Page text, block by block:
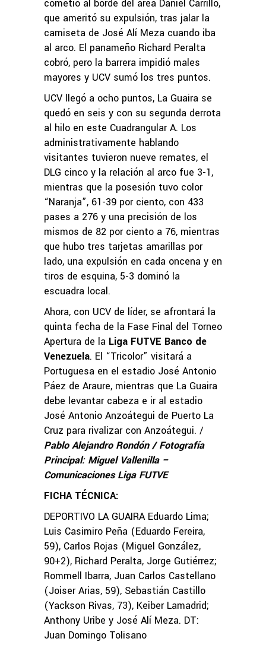
cometió al borde del área Daniel Carrillo,
que ameritó su expulsión, tras jalar la
camiseta de José Alí Meza cuando iba
al arco. El panameño Richard Peralta
cobró, pero la barrera impidió males
mayores y UCV sumó los tres puntos.
UCV llegó a ocho puntos, La Guaira se
quedó en seis y con su segunda derrota
al hilo en este Cuadrangular A. Los
administrativamente hablando
visitantes tuvieron nueve remates, el
DLG cinco y la relación al arco fue 3-1,
mientras que la posesión tuvo color
“Naranja”, 61-39 por ciento, con 433
pases a 276 y una precisión de los
mismos de 82 por ciento a 76, mientras
que hubo tres tarjetas amarillas por
lado, una expulsión en cada oncena y en
tiros de esquina, 5-3 dominó la
escuadra local.
Ahora, con UCV de líder, se afrontará la
quinta fecha de la Fase Final del Torneo
Apertura de la Liga FUTVE Banco de
Venezuela. El “Tricolor” visitará a
Portuguesa en el estadio José Antonio
Páez de Araure, mientras que La Guaira
debe levantar cabeza e ir al estadio
José Antonio Anzoátegui de Puerto La
Cruz para rivalizar con Anzoátegui. /
Pablo Alejandro Rondón / Fotografía
Principal: Miguel Vallenilla –
Comunicaciones Liga FUTVE
FICHA TÉCNICA:
DEPORTIVO LA GUAIRA Eduardo Lima;
Luis Casimiro Peña (Eduardo Fereira,
59), Carlos Rojas (Miguel González,
90+2), Richard Peralta, Jorge Gutiérrez;
Rommell Ibarra, Juan Carlos Castellano
(Joiser Arias, 59), Sebastián Castillo
(Yackson Rivas, 73), Keiber Lamadrid;
Anthony Uribe y José Alí Meza. DT:
Juan Domingo Tolisano